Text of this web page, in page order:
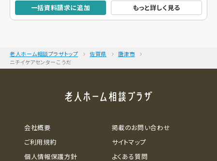
一括資料請求に追加 もっと詳しく見る
老人ホーム相談プラザトップ 佐賀県
唐津市
ニチイケアセンターこうだ
会社概要
ご利用規約
個人情報保護方針
掲載のお問い合わせ
サイトマップ
よくある質問